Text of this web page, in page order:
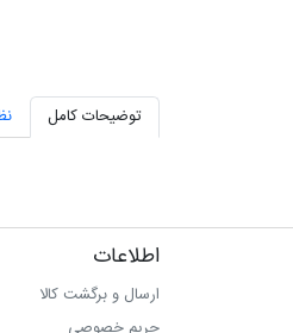
توضیحات کامل
اطلاعات
ارسال و برگشت کالا